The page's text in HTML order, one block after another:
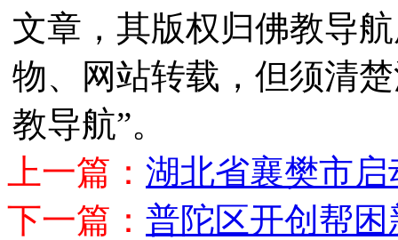
文章，其版权归佛教导
物、网站转载，但须清
教导航”。
上一篇： 湖北省襄樊市
下一篇： 普陀区开创帮